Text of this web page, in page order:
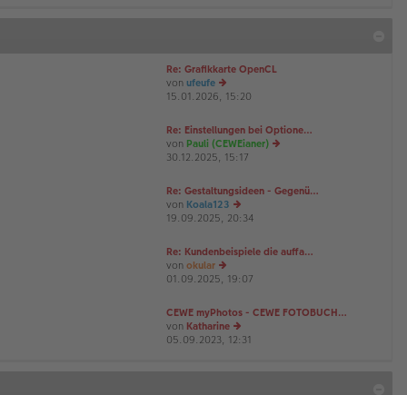
ei
a
Re: Grafikkarte OpenCL
von ufeufe
e
es
te
B
tr
a
g
15.01.2026, 15:20
Re: Einstellungen bei Optione…
von Pauli (CEWEianer)
es
tr
30.12.2025, 15:17
Re: Gestaltungsideen - Gegenü…
von Koala123
e
es
te
r
tr
a
g
19.09.2025, 20:34
Re: Kundenbeispiele die auffa…
von okular
e
es
te
r
B
01.09.2025, 19:07
CEWE myPhotos - CEWE FOTOBUCH…
von Katharine
e
05.09.2023, 12:31